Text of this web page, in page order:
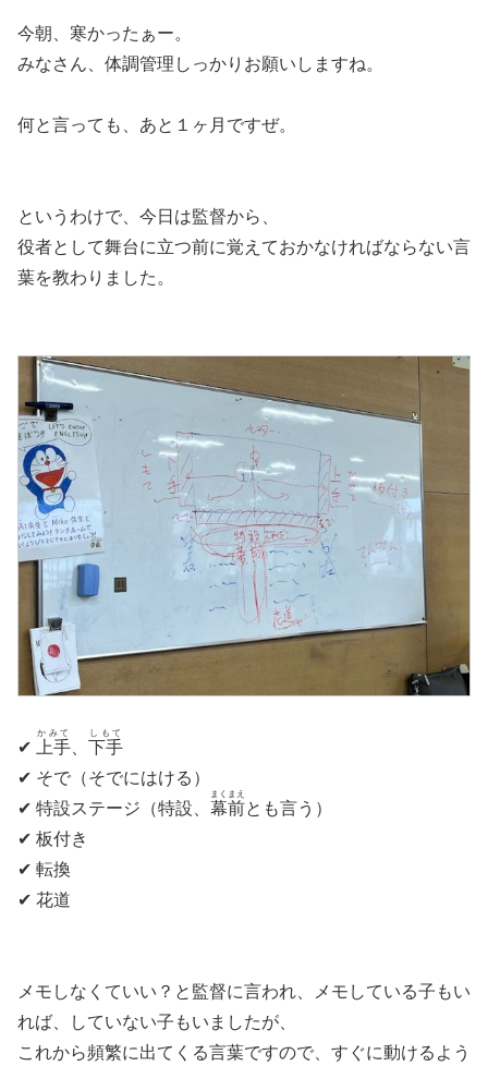
今朝、寒かったぁー。
みなさん、体調管理しっかりお願いしますね。
何と言っても、あと１ヶ月ですぜ。
というわけで、今日は監督から、
役者として舞台に立つ前に覚えておかなければならない言
葉を教わりました。
✔ 上手
かみて
下手
しもて
✔ そで（そでにはける）
✔ 特設ステージ（特設、 幕前
まくまえ
とも言う）
✔ 板付き
✔ 転換
✔ 花道
メモしなくていい？と監督に言われ、メモしている子もい
れば、していない子もいましたが、
これから頻繁に出てくる言葉ですので、すぐに動けるよう